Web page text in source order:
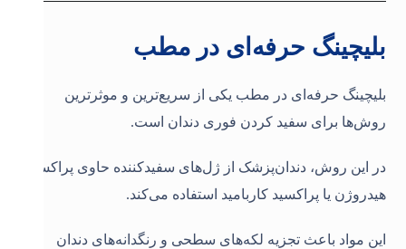
بلیچینگ حرفه‌ای در مطب
بلیچینگ حرفه‌ای در مطب یکی از سریع‌ترین و موثرترین
روش‌ها برای سفید کردن فوری دندان است.
در این روش، دندان‌پزشک از ژل‌های سفیدکننده حاوی پراکسید
هیدروژن یا پراکسید کاربامید استفاده می‌کند.
این مواد باعث تجزیه لکه‌های سطحی و رنگدانه‌های دندان